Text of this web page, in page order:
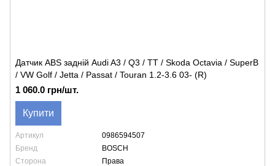
Датчик ABS задній Audi A3 / Q3 / TT / Skoda Octavia / SuperB
/ VW Golf / Jetta / Passat / Touran 1.2-3.6 03- (R)
1 060.0 грн/шт.
Купити
Артикул
0986594507
Бренд
BOSCH
Сторона
Права